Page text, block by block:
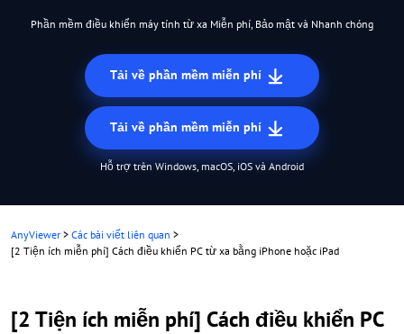
Phần mềm điều khiển máy tính từ xa Miễn phí, Bảo mật và Nhanh chóng
Tải về phần mềm miễn phí
Tải về phần mềm miễn phí
Hỗ trợ trên Windows, macOS, iOS và Android
AnyViewer > Các bài viết liên quan >
[2 Tiện ích miễn phí] Cách điều khiển PC từ xa bằng iPhone hoặc iPad
[2 Tiện ích miễn phí] Cách điều khiển PC